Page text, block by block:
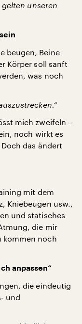
unseren
beugen, Beine
Körper soll sanft
was noch
mich zweifeln –
noch wirkt es
das ändert
mit dem
Kniebeugen usw.,
und statisches
die mir
kommen noch
anpassen“
die eindeutig
und